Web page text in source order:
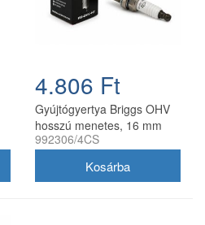
4.806 Ft
Gyújtógyertya Briggs OHV
hosszú menetes, 16 mm
kulcsnyílással 992306/4CS
992306/4CS